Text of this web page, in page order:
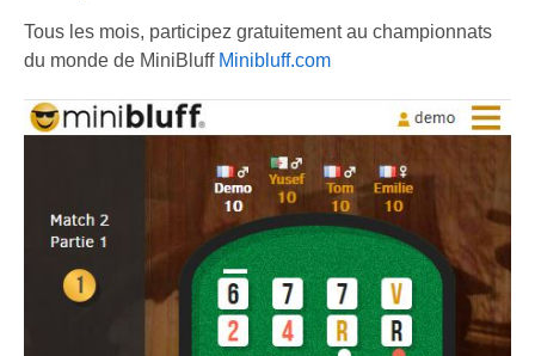
Tous les mois, participez gratuitement au championnats
du monde de MiniBluff Minibluff.com